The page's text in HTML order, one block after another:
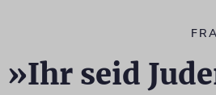
»Ihr seid